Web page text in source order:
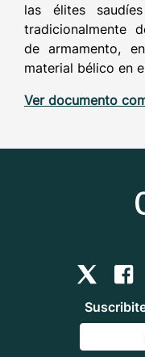
las élites
tradicionalmente
de armamento,
material bélico en
Ver documento